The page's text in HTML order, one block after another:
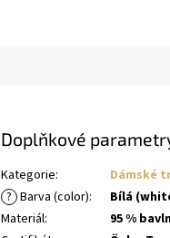
Doplňkové
Kategorie:
Dámské
? Barva (color):
Bílá
Materiál:
95 %